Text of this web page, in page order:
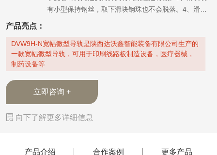
有小型保持钢丝，取下滑块钢珠也不会脱落。4、滑块
产品亮点：
DVW9H-N宽幅微型导轨是陕西达沃鑫智能装备有限公司生产的
一款宽幅微型导轨，可用于印刷线路板制造设备，医疗器械，
制药设备等
立即咨询 +
 向下了解更多详细信息
产品介绍 合作案例 更多产品